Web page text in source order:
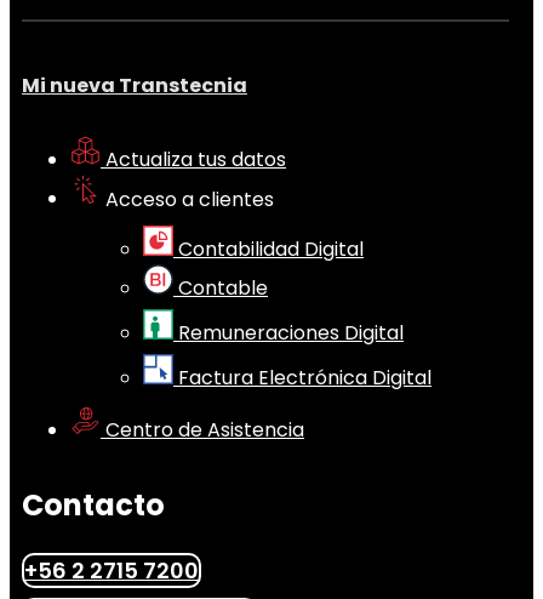
Mi nueva Transtecnia
Actualiza tus datos
Acceso a clientes
Contabilidad Digital
Contable
Remuneraciones Digital
Factura Electrónica Digital
Centro de Asistencia
Contacto
+56 2 2715 7200